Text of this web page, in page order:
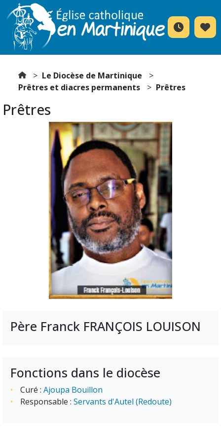
Le Diocèse de Martinique
Prêtres et diacres permanents
Prêtres
Prêtres
Père Franck FRANÇOIS LOUISON
Fonctions dans le diocèse
Curé : Ajoupa Bouillon
Responsable : Servants d'Autel (Redoute)